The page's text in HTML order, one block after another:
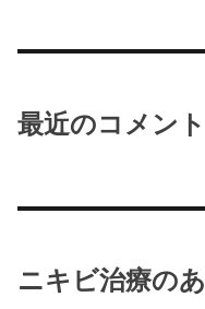
最近のコメント
ニキビ治療の